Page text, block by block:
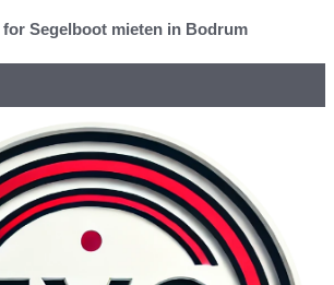
Segelboot mieten in Bodrum